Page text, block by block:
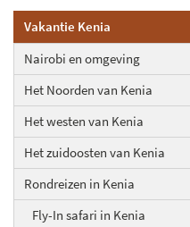
Vakantie Kenia
Nairobi en omgeving
Het Noorden van Kenia
Het westen van Kenia
Het zuidoosten van Kenia
Rondreizen in Kenia
Fly-In safari in Kenia